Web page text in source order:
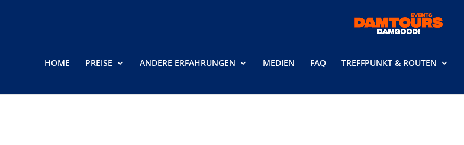
HOME PREISE ANDERE ERFAHRUNGEN MEDIEN FAQ TREFFPUNKT & ROUTEN